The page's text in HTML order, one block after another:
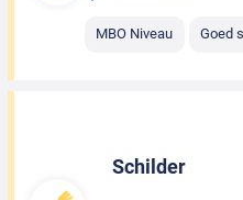
MBO Niveau Goed
Schilder